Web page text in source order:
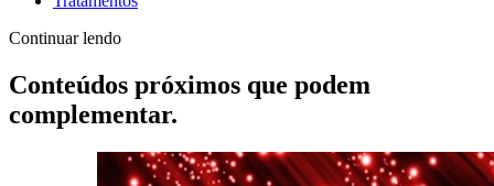
Continuar lendo
Conteúdos próximos que podem
complementar.